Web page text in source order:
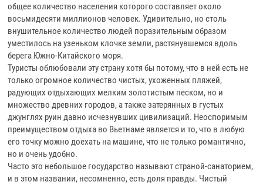
общее количество населения которого составляет около
восьмидесяти миллионов человек. Удивительно, но столь
внушительное количество людей поразительным образом
уместилось на узеньком клочке земли, растянувшемся вдоль
берега Южно-Китайского моря.
Туристы облюбовали эту страну хотя бы потому, что в ней есть не
только огромное количество чистых, ухоженных пляжей,
радующих отдыхающих мелким золотистым песком, но и
множество древних городов, а также затерянных в густых
джунглях руин давно исчезнувших цивилизаций. Неоспоримым
преимуществом отдыха во Вьетнаме является и то, что в любую
его точку можно доехать на машине, что не только романтично,
но и очень удобно.
Часто это небольшое государство называют страной-санаторием,
и в этом названии, несомненно, есть доля правды. Чистый